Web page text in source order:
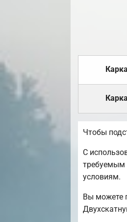
Чтобы
С
требуемым
условиям.
Вы можете